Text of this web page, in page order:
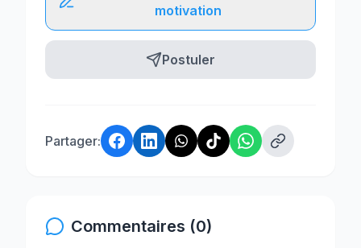
motivation
Postuler
Partager:
Commentaires (0)